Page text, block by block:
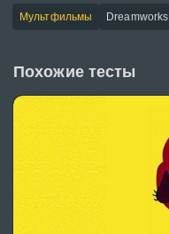
Мультфильмы Dreamworks
Похожие тесты